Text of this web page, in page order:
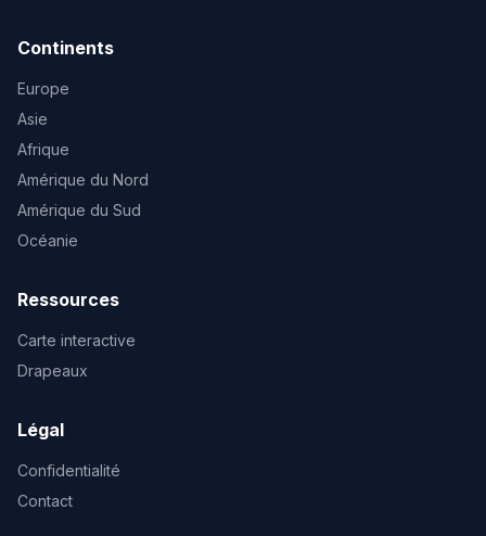
Continents
Europe
Asie
Afrique
Amérique du Nord
Amérique du Sud
Océanie
Ressources
Carte interactive
Drapeaux
Légal
Confidentialité
Contact